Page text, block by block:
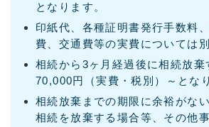
となります。
印紙代、各種証明書発行手数料
費、交通費等の実費については
相続から3ヶ月経過後に相続放棄
70,000円（実費・税別）～とな
相続放棄までの期限に余裕がな
相続を放棄する場合等、その他